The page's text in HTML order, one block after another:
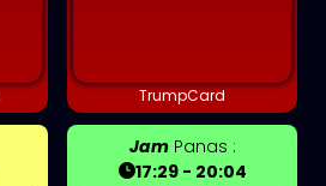
TrumpCard
JamPanas :
17:29 - 20:04